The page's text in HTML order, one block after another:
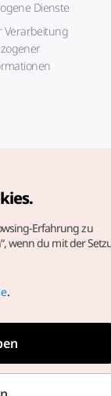
Dienste
Verarbeitung
Erfahrung zu
wenn du mit der
.